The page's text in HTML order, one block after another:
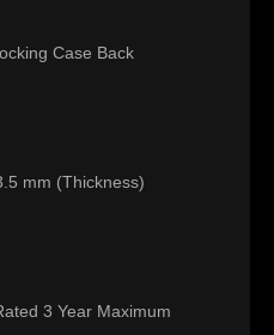
Case Back
mm (Thickness)
3 Year Maximum